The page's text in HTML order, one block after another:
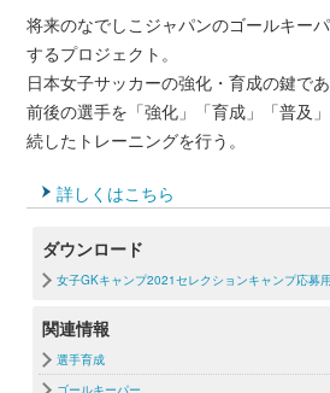
将来のなでしこジャパンのゴールキー
するプロジェクト。
日本女子サッカーの強化・育成の鍵で
前後の選手を「強化」「育成」「普及
続したトレーニングを行う。
詳しくはこちら
ダウンロード
女子GKキャンプ2021セレクションキャンプ応募
関連情報
選手育成